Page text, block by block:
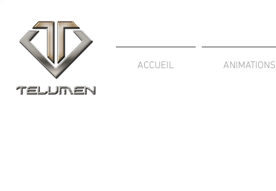
ACCUEIL ANIMATIONS